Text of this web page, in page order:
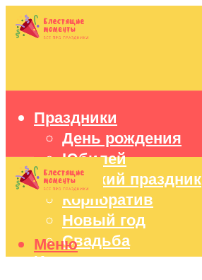
Праздники
День рождения
Юбилей
Детский праздник
Корпоратив
Новый год
Свадьба
Идеи подарков
Меню